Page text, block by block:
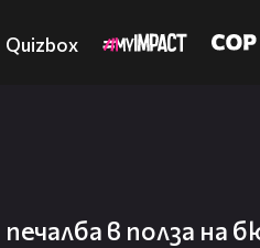
Quizbox
в полза на